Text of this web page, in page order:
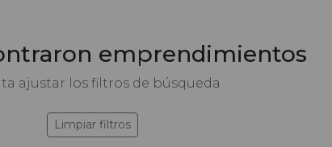
emprendimientos
ajustar los filtros de búsqueda
Limpiar filtros